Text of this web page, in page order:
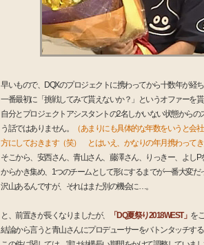
早いもので、DQXのプロジェクトに携わってから十数年が経ち
一番最初に「挑戦してみて貰えないか？」というオファーを
自分とプロジェクトアシスタントの2名しかいない状態から
う話ではありません。
（あまりにも具体的な年数をいうと会
方にしておきます（笑） とはいえ、かなりの年月携わってき
そこから、安西さん、青山さん、藤澤さん、りっきー、よし
からかき集め、1つのチームとして形にするまでが一番大変
沢山あるんですが、それはまた別の機会に…。
と、前置きが長くなりましたが、 「DQ夏祭り2018WEST」 を
結論から言うと青山さんにプロデューサーをバトンタッチする